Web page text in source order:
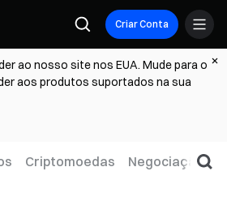
Criar Conta
ao nosso site nos EUA. Mude para o
aos produtos suportados na sua
Criptomoedas Negociação